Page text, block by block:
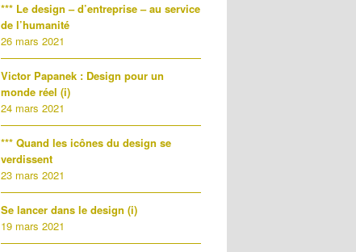
*** Le design – d’entreprise – au service
de l’humanité
26 mars 2021
Victor Papanek : Design pour un
monde réel (i)
24 mars 2021
*** Quand les icônes du design se
verdissent
23 mars 2021
Se lancer dans le design (i)
19 mars 2021